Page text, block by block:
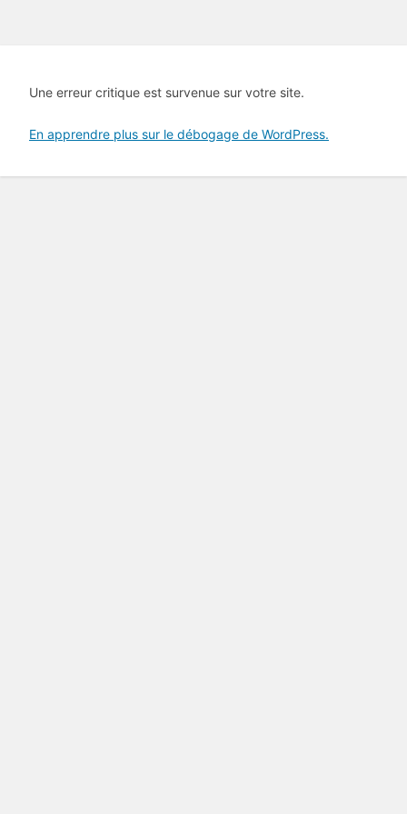
Une erreur critique est survenue sur votre site.
En apprendre plus sur le débogage de WordPress.